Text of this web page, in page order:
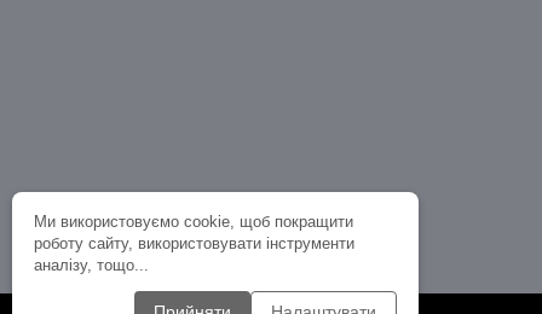
Ми використовуємо cookie, щоб покращити
роботу сайту, використовувати інструменти
аналізу, тощо...